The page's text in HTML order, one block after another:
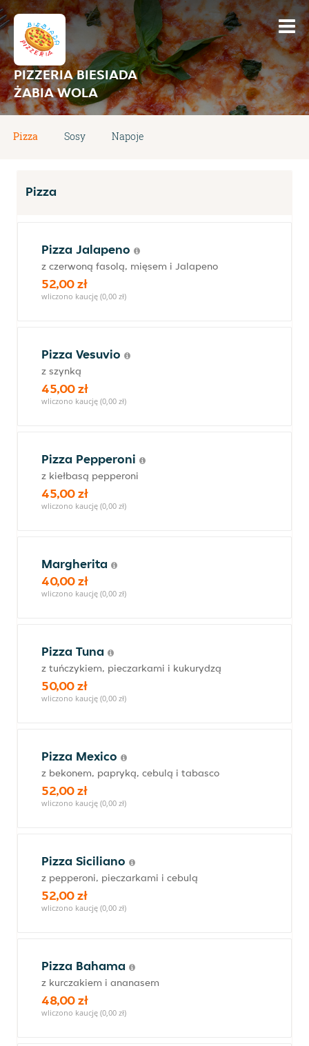
PIZZERIA BIESIADA
ŻABIA WOLA
Pizza Sosy Napoje
Pizza
Pizza Jalapeno
z czerwoną fasolą, mięsem i Jalapeno
52,00 zł
wliczono kaucję (0,00 zł)
Pizza Vesuvio
z szynką
45,00 zł
wliczono kaucję (0,00 zł)
Pizza Pepperoni
z kiełbasą pepperoni
45,00 zł
wliczono kaucję (0,00 zł)
Margherita
40,00 zł
wliczono kaucję (0,00 zł)
Pizza Tuna
z tuńczykiem, pieczarkami i kukurydzą
50,00 zł
wliczono kaucję (0,00 zł)
Pizza Mexico
z bekonem, papryką, cebulą i tabasco
52,00 zł
wliczono kaucję (0,00 zł)
Pizza Siciliano
z pepperoni, pieczarkami i cebulą
52,00 zł
wliczono kaucję (0,00 zł)
Pizza Bahama
z kurczakiem i ananasem
48,00 zł
wliczono kaucję (0,00 zł)